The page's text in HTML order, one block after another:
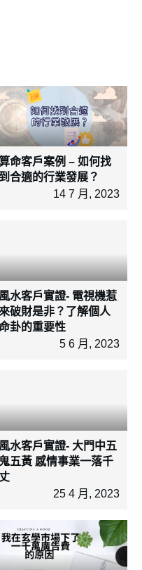
命客戶案例 – 如何找
到合適的行業發展？
14 7 月, 2023
風水客戶實證- 電視機惹
來破財是非？了解個人
卦的重要性
5 6 月, 2023
風水客戶實證- 大門中五
鬼五黃 感情事業一落千
丈
25 4 月, 2023